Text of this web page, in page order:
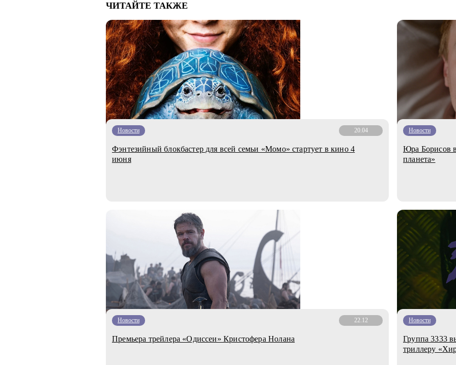
ЧИТАЙТЕ ТАКЖЕ
Новости 20.04
Фэнтезийный блокбастер для всей семьи «Момо» стартует в кино 4
июня
Новости
Юра Борисов в
планета»
Новости 22.12
Премьера трейлера «Одиссеи» Кристофера Нолана
Новости
Группа 3333
триллеру